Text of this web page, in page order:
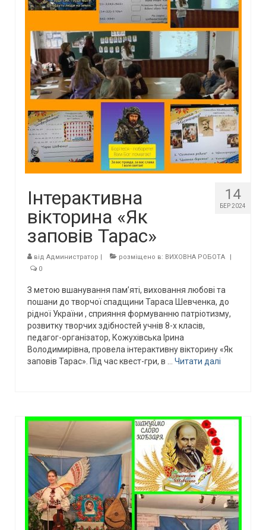
14
БЕР 2024
Інтерактивна
вікторина «Як
заповів Тарас»
від Администратор | розміщено в: ВИХОВНА РОБОТА
|
0
З метою вшанування памʼяті, виховання любові та
пошани до творчої спадщини Тараса Шевченка, до
рідної України , сприяння формуванню патріотизму,
розвитку творчих здібностей учнів 8-х класів,
педагог-організатор, Кожухівська Ірина
Володимирівна, провела інтерактивну вікторину «Як
заповів Тарас». Під час квест-гри, в … Читати далі